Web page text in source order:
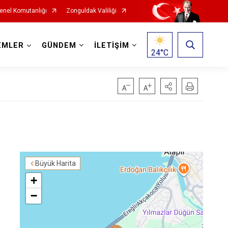
Komutanlığı Zonguldak Valiliği
GÜNDEM İLETİŞİM
24°C
Büyük Harita
+
−